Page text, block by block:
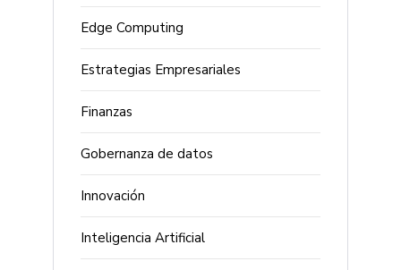
Edge Computing
Estrategias Empresariales
Finanzas
Gobernanza de datos
Innovación
Inteligencia Artificial